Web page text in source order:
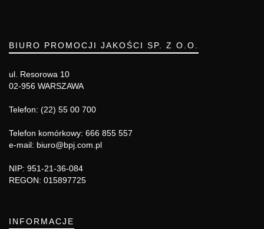
BIURO PROMOCJI JAKOŚCI SP. Z O.O.
ul. Resorowa 10
02-956 WARSZAWA
Telefon: (22) 55 00 700
Telefon komórkowy: 666 855 557
e-mail: biuro@bpj.com.pl
NIP: 951-21-36-084
REGON: 015897725
INFORMACJE